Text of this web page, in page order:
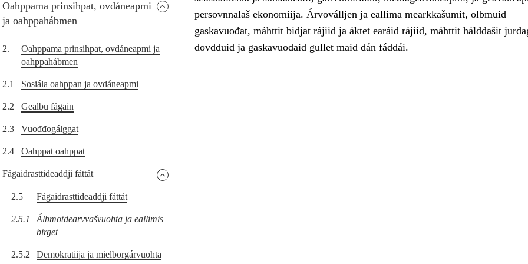
Oahppama prinsihpat, ovdáneapmi
ja oahppahábmen
2.
Oahppama prinsihpat, ovdáneapmi ja
oahppahábmen
2.1 Sosiála oahppan ja ovdáneapmi
2.2 Gealbu fágain
2.3 Vuođđogálggat
2.4 Oahppat oahppat
Fágaidrasttideaddji fáttát
2.5 Fágaidrasttideaddji fáttát
2.5.1
Álbmotdearvvašvuohta ja eallimis
birget
2.5.2 Demokratiija ja mielborgárvuohta
persovnnalaš ekonomiija. Árvoválljen ja eallima mearkkašumit, olbmuid
gaskavuođat, máhttit bidjat rájiid ja áktet earáid rájiid, máhttit hálddašit
dovdduid ja gaskavuođaid gullet maid dán fáddái.